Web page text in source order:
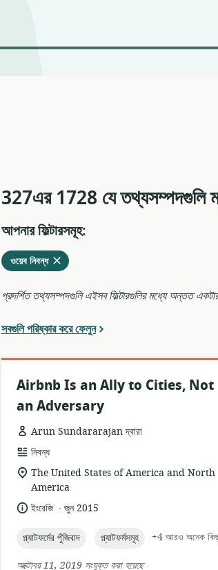
327এর 1728 যে তথ্যসম্পদগুলি
আপনার ফিল্টারসমূহ:
মুছে
ফেলুন
ওয়েব নিবন্ধএখনকার
ফিল্টারগুলির
প্রদর্শিত তথ্যসম্পদগুলি এইসব ফিল্টারগুলির মধ্যে অন্তত
সবগুলি পরিষ্কার করে ফেলুন
Airbnb Is an Ally to Cities, Not
an Adversary
Arun Sundararajan দ্বারা
তথ্যসম্পদের
ফর্ম্যাট:
নিবন্ধ
প্রাসঙ্গিকতার
অবস্থান:
The United States of America and North
America
ভাষা:ইংরেজি .
প্রকাশনারজুন 2015
topic:
প্ল্যাটফর্মের পুঁজিবাদ topic:
প্ল্যাটফর্মসমূহ
+4 আরও অনেক
অক্টোবর 11, 2019 সংযুক্ত করা হয়েছে